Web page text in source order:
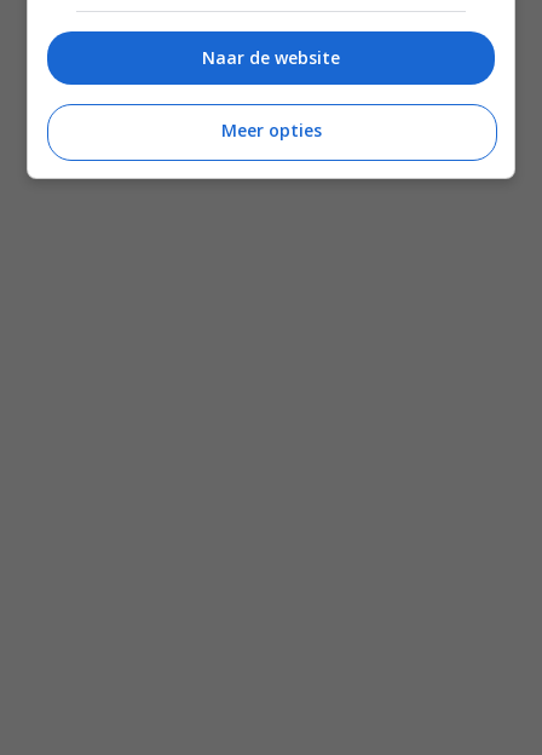
Shop Francesca Kookt boeken
Shop Voedzaam Leven Ontbijtgids
Samenwerken
Zomer recepten
Naar de website
Meer opties